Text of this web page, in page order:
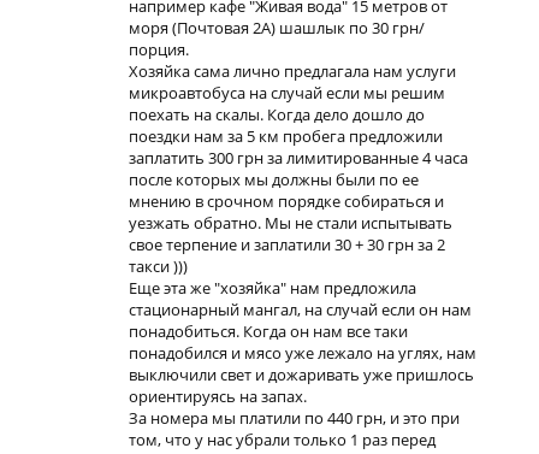
например кафе "Живая вода" 15 метров от
моря (Почтовая 2А) шашлык по 30 грн/
порция.
Хозяйка сама лично предлагала нам услуги
микроавтобуса на случай если мы решим
поехать на скалы. Когда дело дошло до
поездки нам за 5 км пробега предложили
заплатить 300 грн за лимитированные 4 часа
после которых мы должны были по ее
мнению в срочном порядке собираться и
уезжать обратно. Мы не стали испытывать
свое терпение и заплатили 30 + 30 грн за 2
такси )))
Еще эта же "хозяйка" нам предложила
стационарный мангал, на случай если он нам
понадобиться. Когда он нам все таки
понадобился и мясо уже лежало на углях, нам
выключили свет и дожаривать уже пришлось
ориентируясь на запах.
За номера мы платили по 440 грн, и это при
том, что у нас убрали только 1 раз перед